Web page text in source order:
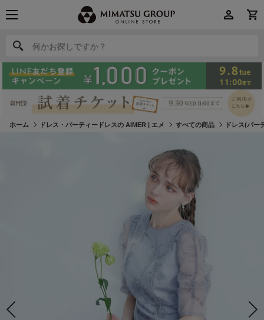
何かお探しですか？
何かお探しですか？
ホーム ドレス・パーティードレスの AIMER | エメ すべての商品 ドレス(パー